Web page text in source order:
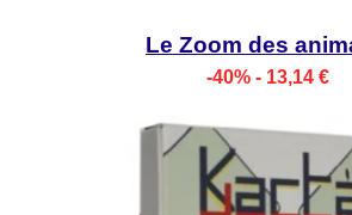
Le Zoom des
-40% - 13,14 €